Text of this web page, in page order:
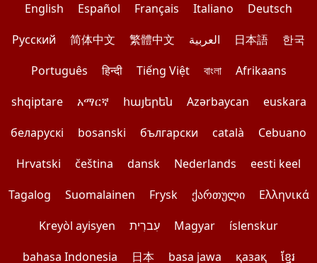
English Español Français Italiano
Deutsch
Pусский
简体中文 繁體中文 العربية 日本語
한국
Português
हिन्दी Tiếng Việt বাংলা
Afrikaans
shqiptare
አማርኛ հայերեն Azərbaycan
euskara
беларускі
bosanski български català
Cebuano
Hrvatski
čeština dansk Nederlands
eesti keel
Tagalog
Suomalainen Frysk ქართული
Ελληνικά
Kreyòl ayisyen
עִברִית Magyar
íslenskur
bahasa Indonesia
日本 basa jawa қазақ ខ្មែរ